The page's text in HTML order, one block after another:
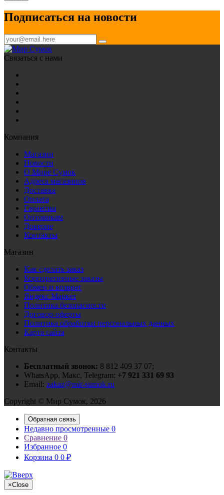
Подписаться на новости
Связаться с нами
Компания
Магазин
Новости
О Мире Сумок
Адреса магазинов
Доставка
Оплата
Гарантии
Оптовикам
Доверие
Контакты
Магазин
Как сделать заказ
Корпоративные заказы
Обмен и возврат
Яндекс Маркет
Политика безопасности
Договор-оферты
Политика обработки персональных данных
Карта сайта
Контакты
Бесплатный звонок: 8 812 409 37 07;
WhatsApp, Макс, Telegram: +7 921 331 69 93
Email: zakaz@mir-sumok.ru
Copyright © Мир Сумок, 2026
Обратная связь
Недавно просмотренные 0
Сравнение 0
Избранное 0
Корзина 0 0 ₽
×Close